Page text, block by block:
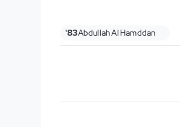
Abdullah Al Hamddan
83'